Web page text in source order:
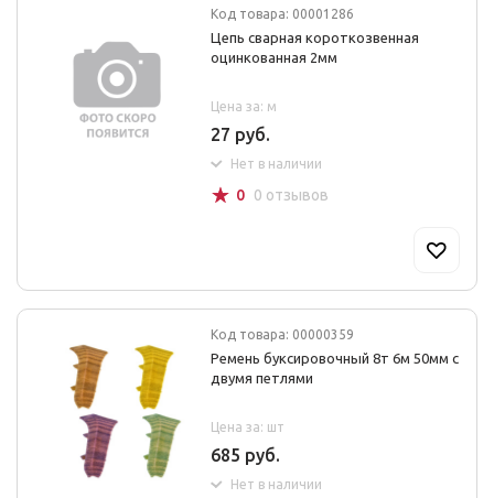
Код товара: 00001286
Цепь сварная короткозвенная
оцинкованная 2мм
Цена за: м
27 руб.
Нет в наличии
☆ 0 0 отзывов
Код товара: 00000359
Ремень буксировочный 8т 6м 50мм с
двумя петлями
Цена за: шт
685 руб.
Нет в наличии